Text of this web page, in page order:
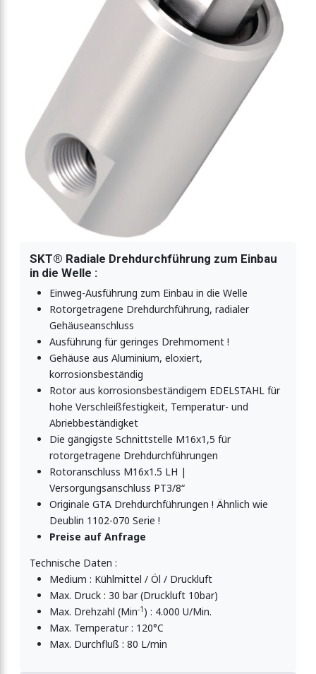
SKT® Radiale Drehdurchführung zum Einbau
in die Welle :
Einweg-Ausführung zum Einbau in die Welle
Rotorgetragene Drehdurchführung, radialer
Gehäuseanschluss
Ausführung für geringes Drehmoment !
Gehäuse aus Aluminium, eloxiert,
korrosionsbeständig
Rotor aus korrosionsbeständigem EDELSTAHL für
hohe Verschleißfestigkeit, Temperatur- und
Abriebbeständigket
Die gängigste Schnittstelle M16x1,5 für
rotorgetragene Drehdurchführungen
Rotoranschluss M16x1.5 LH |
Versorgungsanschluss PT3/8“
Originale GTA Drehdurchführungen ! Ähnlich wie
Deublin 1102-070 Serie !
Preise auf Anfrage
Technische Daten :
Medium : Kühlmittel / Öl / Druckluft
Max. Druck : 30 bar (Druckluft 10bar)
Max. Drehzahl (Min-1 ) : 4.000 U/Min.
Max. Temperatur : 120°C
Max. Durchfluß : 80 L/min